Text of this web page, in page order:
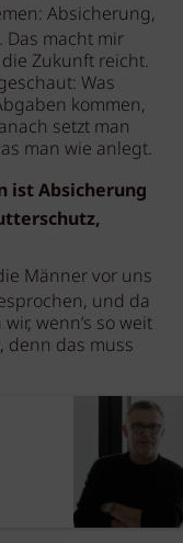
Absicherung,
macht mir
Zukunft reicht.
Was
kommen,
setzt man
man wie anlegt.
ist Absicherung
Männer vor uns
und da
wenn’s so weit
denn das muss